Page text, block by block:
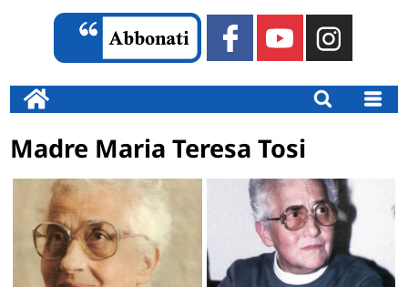
Madre Maria Teresa Tosi